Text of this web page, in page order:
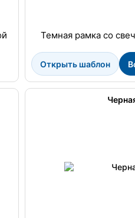
Темная рамка со
Открыть шаблон